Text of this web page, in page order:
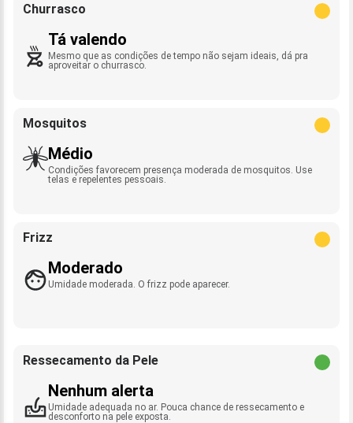
Churrasco
Tá valendo
Mesmo que as condições de tempo não sejam ideais, dá pra
aproveitar o churrasco.
Mosquitos
Médio
Condições favorecem presença moderada de mosquitos. Use
telas e repelentes pessoais.
Frizz
Moderado
Umidade moderada. O frizz pode aparecer.
Ressecamento da Pele
Nenhum alerta
Umidade adequada no ar. Pouca chance de ressecamento e
desconforto na pele exposta.